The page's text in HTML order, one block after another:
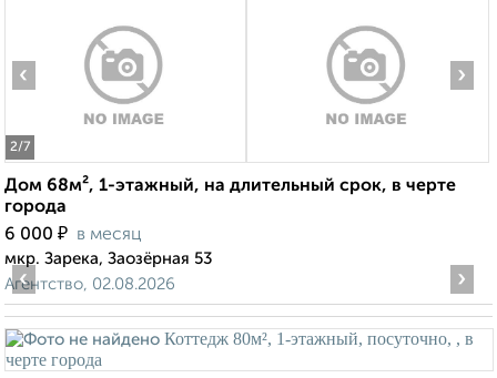
2/7
‹ ›
Дом 68м², 1-этажный, на длительный срок, в черте
города
6 000 ₽ в месяц
мкр. Зарека, Заозёрная 53
Агентство, 02.08.2026
‹ ›